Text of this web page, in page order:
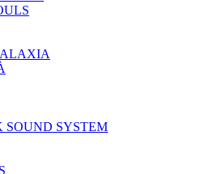
SYSTEM